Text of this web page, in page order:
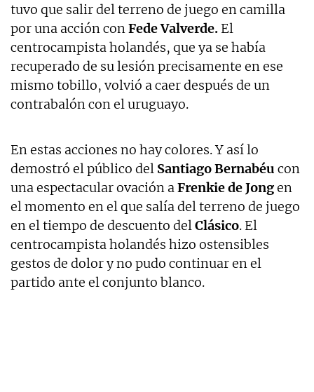
tuvo que salir del terreno de juego en camilla
por una acción conFede Valverde. El
centrocampista holandés, que ya se había
recuperado de su lesión precisamente en ese
mismo tobillo, volvió a caer después de un
contrabalón con el uruguayo.
En estas acciones no hay colores. Y así lo
demostró el público del Santiago Bernabéu con
una espectacular ovación aFrenkie de Jongen
el momento en el que salía del terreno de juego
en el tiempo de descuento delClásico. El
centrocampista holandés hizo ostensibles
gestos de dolor y no pudo continuar en el
partido ante el conjunto blanco.